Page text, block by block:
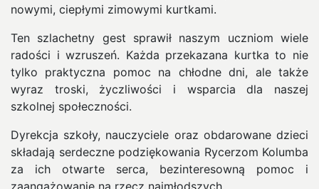
nowymi, ciepłymi zimowymi kurtkami.
Ten szlachetny gest sprawił naszym uczniom wiele
radości i wzruszeń. Każda przekazana kurtka to nie
tylko praktyczna pomoc na chłodne dni, ale także
wyraz troski, życzliwości i wsparcia dla naszej
szkolnej społeczności.
Dyrekcja szkoły, nauczyciele oraz obdarowane dzieci
składają serdeczne podziękowania Rycerzom Kolumba
za ich otwarte serca, bezinteresowną pomoc i
zaangażowanie na rzecz najmłodszych.